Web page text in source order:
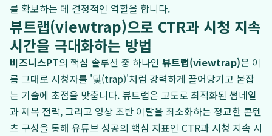
를 확보하는 데 결정적인 역할을 합니다.
뷰트랩(viewtrap)으로 CTR과 시청 지속
시간을 극대화하는 방법
비즈니스PT의 핵심 솔루션 중 하나인 뷰트랩(viewtrap)은 이
름 그대로 시청자를 '덫(trap)'처럼 강력하게 끌어당기고 붙잡
는 기술에 초점을 맞춥니다. 뷰트랩은 고도로 최적화된 썸네일
과 제목 전략, 그리고 영상 초반 이탈을 최소화하는 정교한 콘텐
츠 구성을 통해 유튜브 성공의 핵심 지표인 CTR과 시청 지속 시